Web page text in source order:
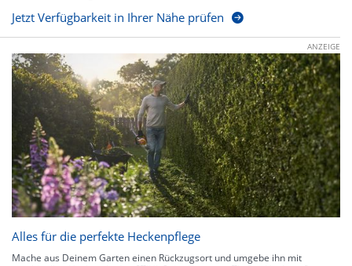
Jetzt Verfügbarkeit in Ihrer Nähe prüfen
ANZEIGE
Alles für die perfekte Heckenpflege
Mache aus Deinem Garten einen Rückzugsort und umgebe ihn mit